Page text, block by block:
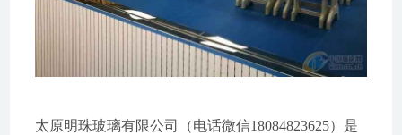
太原明珠玻璃有限公司（电话微信18084823625）是